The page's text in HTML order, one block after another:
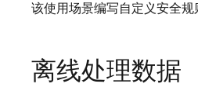
该使用场景编写自定义安全规
离线处理数据